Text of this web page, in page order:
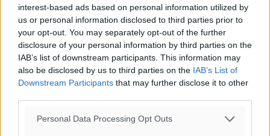
interest-based ads based on personal information utilized by
us or personal information disclosed to third parties prior to
your opt-out. You may separately opt-out of the further
disclosure of your personal information by third parties on the
IAB’s list of downstream participants. This information may
also be disclosed by us to third parties on the IAB’s List of
Downstream Participants that may further disclose it to other
Personal Data Processing Opt Outs
Στο ίδιο μήκος κύματος και ο Εμμανουήλ Σαΐτης,
αντιδήμαρχος της Καρπάθου. «Η άφιξη των Patriot στην
Κάρπαθο δεν αντιμετωπίστηκε με εχθρικό βλέμμα. Μέχρι
στιγμής το νησί δεν είχε δική του αεράμυνα,
προστατευόταν από την Κρήτη. Οπότε, δεν είναι κακό να
δύσκολη περίπτωση δεν έχουμε κάπου αλλού να πάμε.